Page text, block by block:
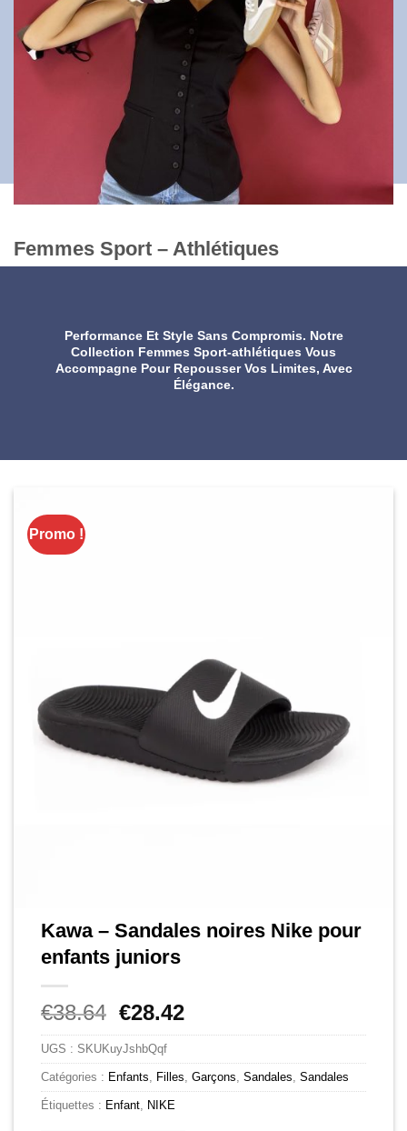
Femmes Sport – Athlétiques
Performance Et Style Sans Compromis. Notre
Collection Femmes Sport-athlétiques Vous
Accompagne Pour Repousser Vos Limites, Avec
Élégance.
Promo !
Kawa – Sandales noires Nike pour
enfants juniors
€38.64 Le
prix
initial
était :
€38.64.
€28.42Le
prix
est :
€28.42.
UGS : SKUKuyJshbQqf
Catégories : Enfants Filles Garçons Sandales Sandales
Étiquettes : Enfant NIKE